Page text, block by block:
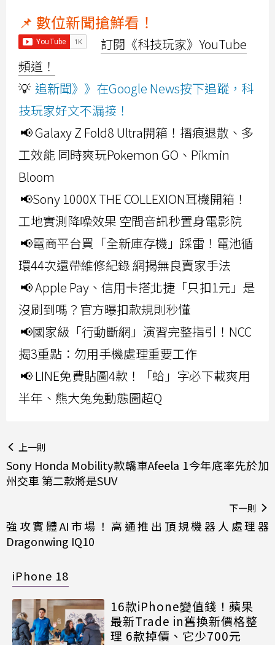
📌 數位新聞搶鮮看！
訂閱《科技玩家》YouTube
頻道！
💡 追新聞》》在Google News按下追蹤，科
技玩家好文不漏接！
📢 Galaxy Z Fold8 Ultra開箱！摺痕退散、多
工效能 同時爽玩Pokemon GO、Pikmin
Bloom
📢Sony 1000X THE COLLEXION耳機開箱！
工地實測降噪效果 空間音訊秒置身電影院
📢電商平台買「全新庫存機」踩雷！電池循
環44次還帶維修紀錄 網揭無良賣家手法
📢 Apple Pay、信用卡搭北捷「只扣1元」是
沒刷到嗎？官方曝扣款規則秒懂
📢國家級「行動斷網」演習完整指引！NCC
揭3重點：勿用手機處理重要工作
📢 LINE免費貼圖4款！「蛤」字必下載爽用
半年、熊大兔兔動態圖超Q
上一則
Sony Honda Mobility款轎車Afeela 1今年底率先於加
州交車 第二款將是SUV
下一則
強攻實體AI市場！高通推出頂規機器人處理器
Dragonwing IQ10
iPhone 18
16款iPhone變值錢！蘋果
最新Trade in舊換新價格整
理 6款掉價、它少700元